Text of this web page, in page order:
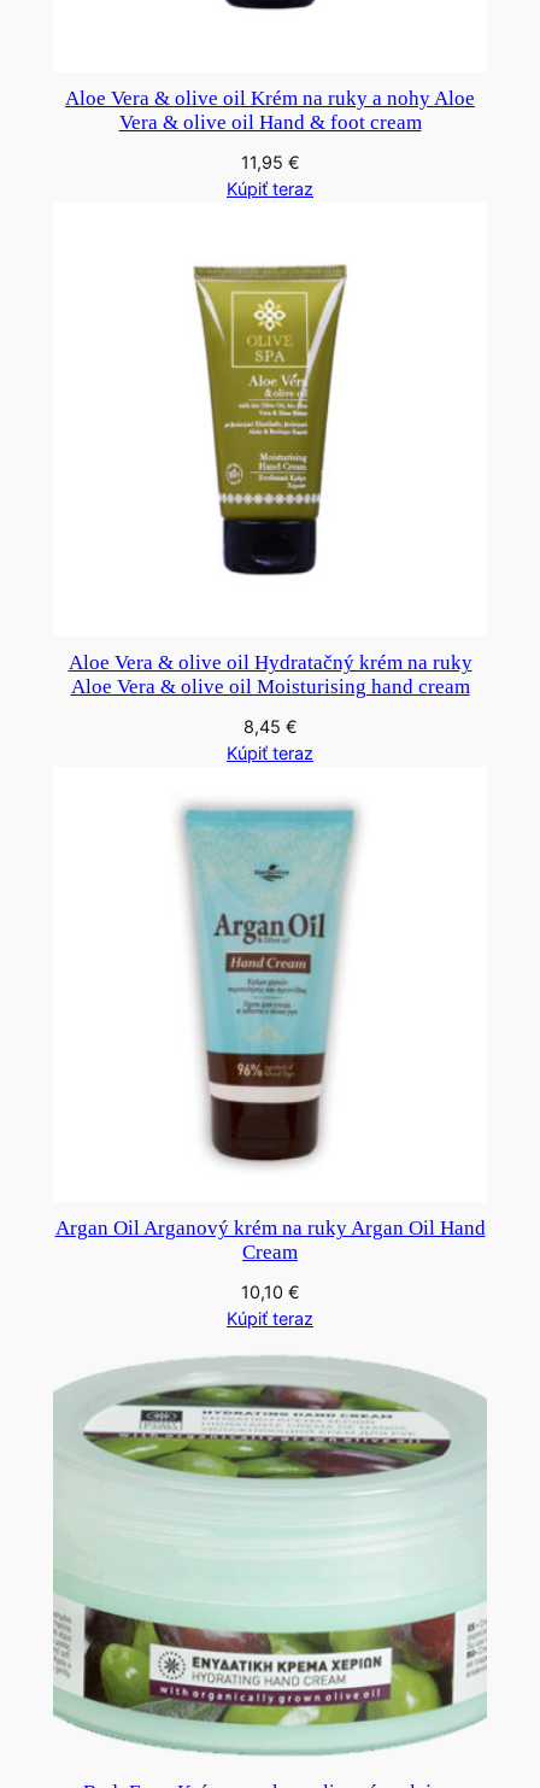
Aloe Vera & olive oil Krém na ruky a nohy Aloe
Vera & olive oil Hand & foot cream
11,95 €
Kúpiť teraz
Aloe Vera & olive oil Hydratačný krém na ruky
Aloe Vera & olive oil Moisturising hand cream
8,45 €
Kúpiť teraz
Argan Oil Arganový krém na ruky Argan Oil Hand
Cream
10,10 €
Kúpiť teraz